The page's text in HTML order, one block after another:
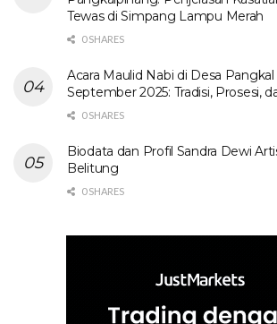
Tewas di Simpang Lampu Merah
0 SHARES
Acara Maulid Nabi di Desa Pangkal
September 2025: Tradisi, Prosesi,
0 SHARES
Biodata dan Profil Sandra Dewi
Belitung
0 SHARES